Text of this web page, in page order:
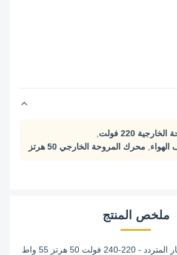
فولت
,
,محرك المروحة الخارجي 50 هرتز
المنتج
تروس تيك محرك التيار المتردد - 220-240 فولت 50 هرتز 55 واط